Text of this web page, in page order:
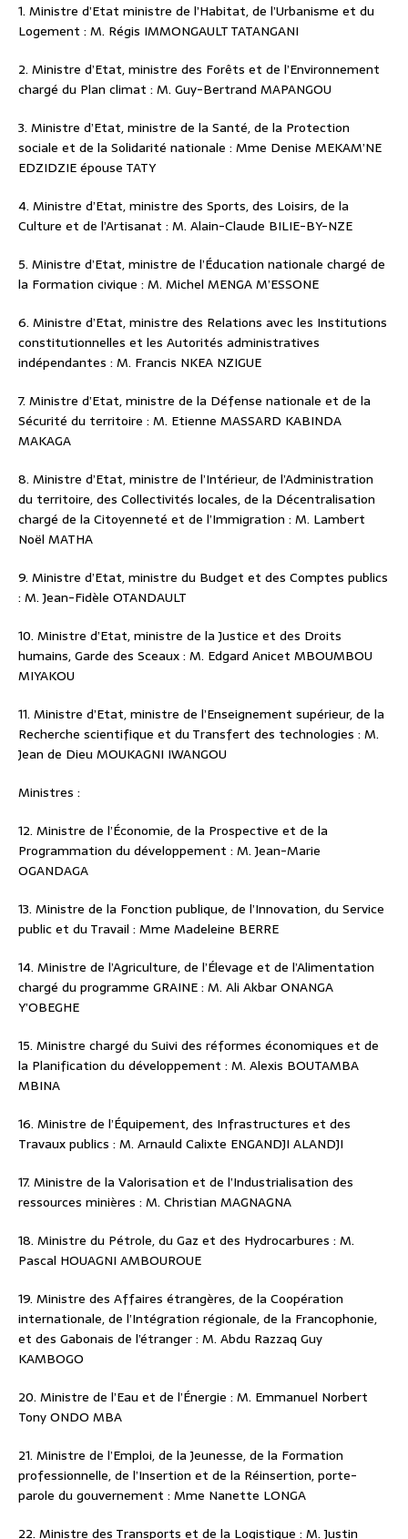
1. Ministre d’Etat ministre de l’Habitat, de l’Urbanisme et du
Logement : M. Régis IMMONGAULT TATANGANI
2. Ministre d’Etat, ministre des Forêts et de l’Environnement
chargé du Plan climat : M. Guy-Bertrand MAPANGOU
3. Ministre d’Etat, ministre de la Santé, de la Protection
sociale et de la Solidarité nationale : Mme Denise MEKAM’NE
EDZIDZIE épouse TATY
4. Ministre d’Etat, ministre des Sports, des Loisirs, de la
Culture et de l’Artisanat : M. Alain-Claude BILIE-BY-NZE
5. Ministre d’Etat, ministre de l’Éducation nationale chargé de
la Formation civique : M. Michel MENGA M’ESSONE
6. Ministre d’Etat, ministre des Relations avec les Institutions
constitutionnelles et les Autorités administratives
indépendantes : M. Francis NKEA NZIGUE
7. Ministre d’Etat, ministre de la Défense nationale et de la
Sécurité du territoire : M. Etienne MASSARD KABINDA
MAKAGA
8. Ministre d’Etat, ministre de l’Intérieur, de l’Administration
du territoire, des Collectivités locales, de la Décentralisation
chargé de la Citoyenneté et de l’Immigration : M. Lambert
Noël MATHA
9. Ministre d’Etat, ministre du Budget et des Comptes publics
: M. Jean-Fidèle OTANDAULT
10. Ministre d’Etat, ministre de la Justice et des Droits
humains, Garde des Sceaux : M. Edgard Anicet MBOUMBOU
MIYAKOU
11. Ministre d’Etat, ministre de l’Enseignement supérieur, de la
Recherche scientifique et du Transfert des technologies : M.
Jean de Dieu MOUKAGNI IWANGOU
Ministres :
12. Ministre de l’Économie, de la Prospective et de la
Programmation du développement : M. Jean-Marie
OGANDAGA
13. Ministre de la Fonction publique, de l’Innovation, du Service
public et du Travail : Mme Madeleine BERRE
14. Ministre de l’Agriculture, de l’Élevage et de l’Alimentation
chargé du programme GRAINE : M. Ali Akbar ONANGA
Y’OBEGHE
15. Ministre chargé du Suivi des réformes économiques et de
la Planification du développement : M. Alexis BOUTAMBA
MBINA
16. Ministre de l’Équipement, des Infrastructures et des
Travaux publics : M. Arnauld Calixte ENGANDJI ALANDJI
17. Ministre de la Valorisation et de l’Industrialisation des
ressources minières : M. Christian MAGNAGNA
18. Ministre du Pétrole, du Gaz et des Hydrocarbures : M.
Pascal HOUAGNI AMBOUROUE
19. Ministre des Affaires étrangères, de la Coopération
internationale, de l’Intégration régionale, de la Francophonie,
et des Gabonais de l’étranger : M. Abdu Razzaq Guy
KAMBOGO
20. Ministre de l’Eau et de l’Énergie : M. Emmanuel Norbert
Tony ONDO MBA
21. Ministre de l’Emploi, de la Jeunesse, de la Formation
professionnelle, de l’Insertion et de la Réinsertion, porte-
parole du gouvernement : Mme Nanette LONGA
22. Ministre des Transports et de la Logistique : M. Justin